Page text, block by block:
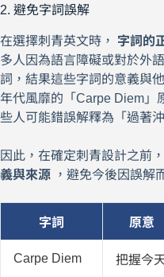
2. 避免字詞誤解
在選擇刺青英文時， 字詞的
多人因為語言障礙或對於外
詞，結果這些字詞的意義與
年代風靡的「Carpe Diem」
些人可能錯誤解釋為「過著
因此，在確定刺青設計之前
義與來源 ，避免今後因誤解
字詞 原意
Carpe Diem 把握今